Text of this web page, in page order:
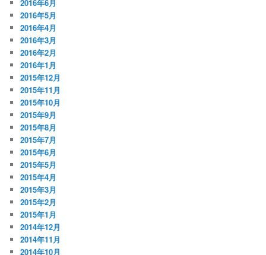
2016年6月
2016年5月
2016年4月
2016年3月
2016年2月
2016年1月
2015年12月
2015年11月
2015年10月
2015年9月
2015年8月
2015年7月
2015年6月
2015年5月
2015年4月
2015年3月
2015年2月
2015年1月
2014年12月
2014年11月
2014年10月